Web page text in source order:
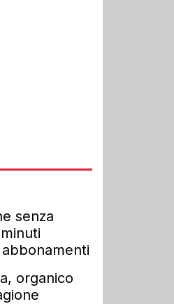
senza
organico